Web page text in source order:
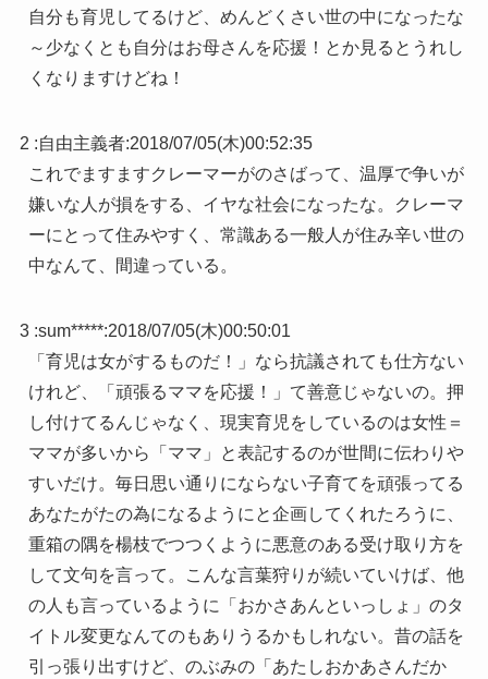
自分も育児してるけど、めんどくさい世の中になったな
～少なくとも自分はお母さんを応援！とか見るとうれし
くなりますけどね！
2 :自由主義者:2018/07/05(木)00:52:35
これでますますクレーマーがのさばって、温厚で争いが
嫌いな人が損をする、イヤな社会になったな。クレーマ
ーにとって住みやすく、常識ある一般人が住み辛い世の
中なんて、間違っている。
3 :sum*****:2018/07/05(木)00:50:01
「育児は女がするものだ！」なら抗議されても仕方ない
けれど、「頑張るママを応援！」て善意じゃないの。押
し付けてるんじゃなく、現実育児をしているのは女性＝
ママが多いから「ママ」と表記するのが世間に伝わりや
すいだけ。毎日思い通りにならない子育てを頑張ってる
あなたがたの為になるようにと企画してくれたろうに、
重箱の隅を楊枝でつつくように悪意のある受け取り方を
して文句を言って。こんな言葉狩りが続いていけば、他
の人も言っているように「おかさあんといっしょ」のタ
イトル変更なんてのもありうるかもしれない。昔の話を
引っ張り出すけど、のぶみの「あたしおかあさんだか